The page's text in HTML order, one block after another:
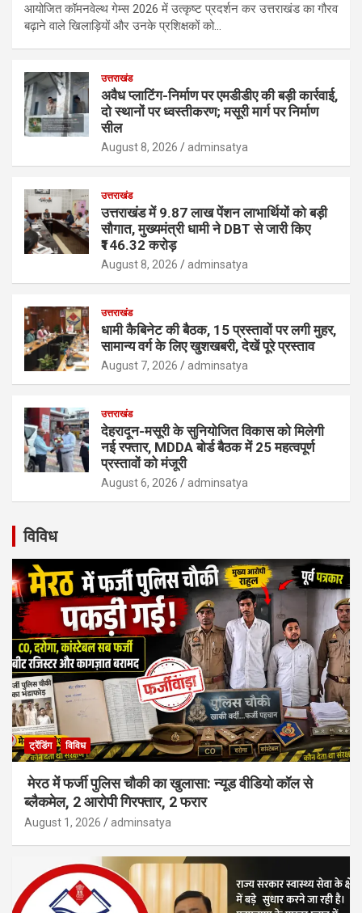
आयोजित कॉमनवेल्थ गेम्स 2026 में उत्कृष्ट प्रदर्शन कर उत्तराखंड का गौरव
बढ़ाने वाले खिलाड़ियों और उनके प्रशिक्षकों को…
उत्तराखंड
अवैध प्लाटिंग-निर्माण पर एमडीडीए की बड़ी कार्रवाई,
दो स्थानों पर ध्वस्तीकरण; मसूरी मार्ग पर निर्माण
सील
August 8, 2026 adminsatya
उत्तराखंड
उत्तराखंड में 9.87 लाख पेंशन लाभार्थियों को बड़ी
सौगात, मुख्यमंत्री धामी ने DBT से जारी किए
₹146.32 करोड़
August 8, 2026 adminsatya
उत्तराखंड
धामी कैबिनेट की बैठक, 15 प्रस्तावों पर लगी मुहर,
सामान्य वर्ग के लिए खुशखबरी, देखें पूरे प्रस्ताव
August 7, 2026 adminsatya
उत्तराखंड
देहरादून-मसूरी के सुनियोजित विकास को मिलेगी
नई रफ्तार, MDDA बोर्ड बैठक में 25 महत्वपूर्ण
प्रस्तावों को मंजूरी
August 6, 2026 adminsatya
विविध
ट्रेंडिंग विविध
मेरठ में फर्जी पुलिस चौकी का खुलासा: न्यूड वीडियो कॉल से
ब्लैकमेल, 2 आरोपी गिरफ्तार, 2 फरार
August 1, 2026 adminsatya